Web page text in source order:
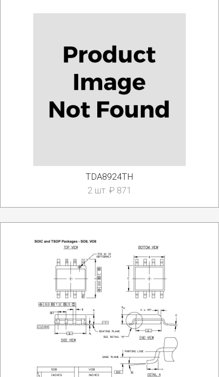
TDA8924TH
2 шт. ₽ 871